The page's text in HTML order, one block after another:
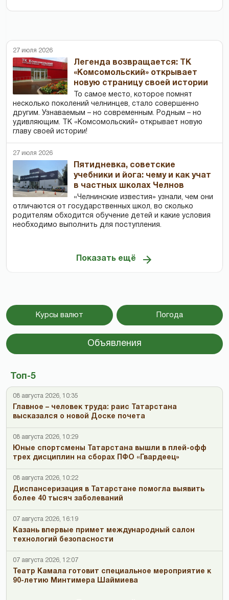
27 июля 2026
Легенда возвращается: ТК
«Комсомольский» открывает
новую страницу своей истории
То самое место, которое помнят
несколько поколений челнинцев, стало совершенно
другим. Узнаваемым – но современным. Родным – но
удивляющим. ТК «Комсомольский» открывает новую
главу своей истории!
27 июля 2026
Пятидневка, советские
учебники и йога: чему и как учат
в частных школах Челнов
«Челнинские известия» узнали, чем они
отличаются от государственных школ, во сколько
родителям обходится обучение детей и какие условия
необходимо выполнить для поступления.
Показать ещё
Курсы валют Погода
Объявления
Топ-5
08 августа 2026, 10:35
Главное – человек труда: раис Татарстана
высказался о новой Доске почета
08 августа 2026, 10:29
Юные спортсмены Татарстана вышли в плей-офф
трех дисциплин на сборах ПФО «Гвардеец»
08 августа 2026, 10:22
Диспансеризация в Татарстане помогла выявить
более 40 тысяч заболеваний
07 августа 2026, 16:19
Казань впервые примет международный салон
технологий безопасности
07 августа 2026, 12:07
Театр Камала готовит специальное мероприятие к
90-летию Минтимера Шаймиева